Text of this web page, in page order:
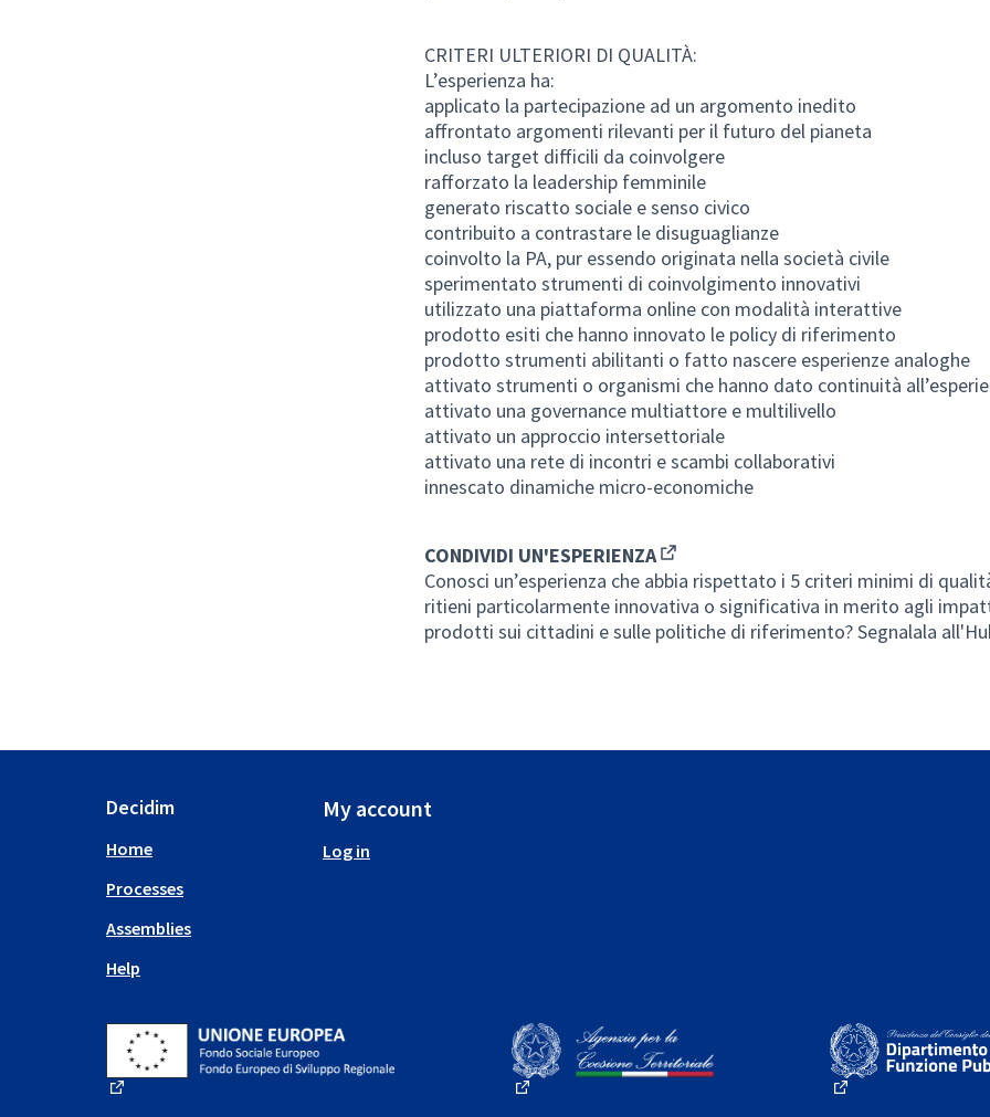
CRITERI ULTERIORI DI QUALITÀ:
L’esperienza ha:
applicato la partecipazione ad un argomento inedito
affrontato argomenti rilevanti per il futuro del pianeta
incluso target difficili da coinvolgere
rafforzato la leadership femminile
generato riscatto sociale e senso civico
contribuito a contrastare le disuguaglianze
coinvolto la PA, pur essendo originata nella società civile
sperimentato strumenti di coinvolgimento innovativi
utilizzato una piattaforma online con modalità interattive
prodotto esiti che hanno innovato le policy di riferimento
prodotto strumenti abilitanti o fatto nascere esperienze analoghe
attivato strumenti o organismi che hanno dato continuità
attivato una governance multiattore e multilivello
attivato un approccio intersettoriale
attivato una rete di incontri e scambi collaborativi
innescato dinamiche micro-economiche
CONDIVIDI UN'ESPERIENZA
(Opens in new tab)
Conosci un’esperienza che abbia rispettato i 5 criteri minimi di
ritieni particolarmente innovativa o significativa in merito agli
prodotti sui cittadini e sulle politiche di riferimento?Segnalala
Decidim
Home
Processes
Assemblies
Help
My account
Log in